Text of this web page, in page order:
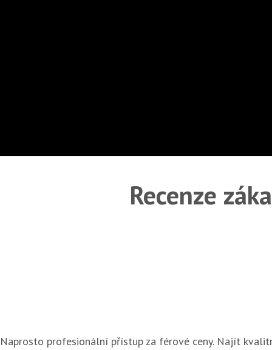
Recenze
Naprosto profesionální přístup za férové ceny. Najít